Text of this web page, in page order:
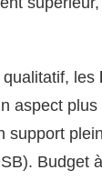
les
aspect plus
support plein
Budget